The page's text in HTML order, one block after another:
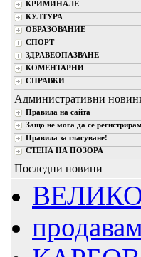
КРИМИНАЛЕ
КУЛТУРА
ОБРАЗОВАНИЕ
СПОРТ
ЗДРАВЕОПАЗВАНЕ
КОМЕНТАРНИ
СПРАВКИ
Административни
Правила на сайта
Защо не мога да се
Правила за гласуване!
СТЕНА НА ПОЗОРА
Последни новини